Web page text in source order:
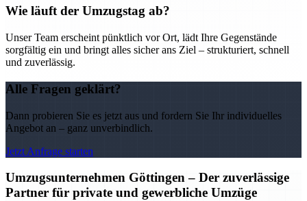
Wie läuft der Umzugstag ab?
Unser Team erscheint pünktlich vor Ort, lädt Ihre Gegenstände
sorgfältig ein und bringt alles sicher ans Ziel – strukturiert, schnell
und zuverlässig.
Alle Fragen geklärt?
Dann probieren Sie es jetzt aus und fordern Sie Ihr individuelles
Angebot an – ganz unverbindlich.
Jetzt Anfrage starten
Umzugsunternehmen Göttingen – Der zuverlässige
Partner für private und gewerbliche Umzüge